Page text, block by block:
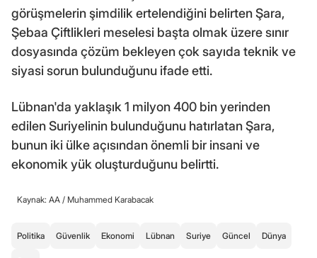
görüşmelerin şimdilik ertelendiğini belirten Şara,
Şebaa Çiftlikleri meselesi başta olmak üzere sınır
dosyasında çözüm bekleyen çok sayıda teknik ve
siyasi sorun bulunduğunu ifade etti.
Lübnan'da yaklaşık 1 milyon 400 bin yerinden
edilen Suriyelinin bulunduğunu hatırlatan Şara,
bunun iki ülke açısından önemli bir insani ve
ekonomik yük oluşturduğunu belirtti.
Kaynak: AA / Muhammed Karabacak
Politika Güvenlik Ekonomi Lübnan Suriye Güncel Dünya